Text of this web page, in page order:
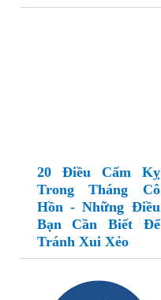
20 Điều Cấm Kỵ
Trong Tháng Cô
Hồn - Những Điều
Bạn Cần Biết Để
Tránh Xui Xẻo